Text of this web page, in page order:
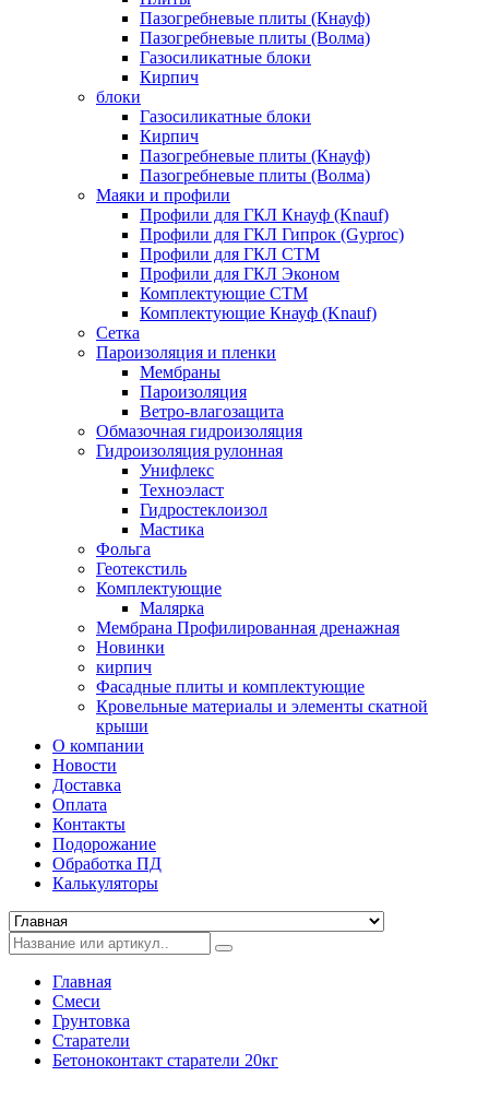
Пазогребневые плиты (Кнауф)
Пазогребневые плиты (Волма)
Газосиликатные блоки
Кирпич
блоки
Газосиликатные блоки
Кирпич
Пазогребневые плиты (Кнауф)
Пазогребневые плиты (Волма)
Маяки и профили
Профили для ГКЛ Кнауф (Knauf)
Профили для ГКЛ Гипрок (Gyproc)
Профили для ГКЛ СТМ
Профили для ГКЛ Эконом
Комплектующие СТМ
Комплектующие Кнауф (Knauf)
Сетка
Пароизоляция и пленки
Мембраны
Пароизоляция
Ветро-влагозащита
Обмазочная гидроизоляция
Гидроизоляция рулонная
Унифлекс
Техноэласт
Гидростеклоизол
Мастика
Фольга
Геотекстиль
Комплектующие
Малярка
Мембрана Профилированная дренажная
Новинки
кирпич
Фасадные плиты и комплектующие
Кровельные материалы и элементы скатной
крыши
О компании
Новости
Доставка
Оплата
Контакты
Подорожание
Обработка ПД
Калькуляторы
Главная
Смеси
Грунтовка
Старатели
Бетоноконтакт старатели 20кг